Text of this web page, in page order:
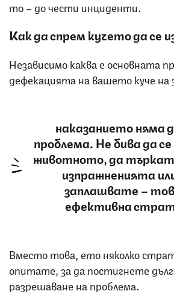
то – до чести инциденти.
Как да спрем кучето да се
Независимо каква е основната
дефекацията на вашето куче на
наказанието няма
проблема. Не бива да
животното, да
изпражненията
заплашвате –
ефективна
Вместо това, ето няколко
опитате, за да постигнете
разрешаване на проблема.